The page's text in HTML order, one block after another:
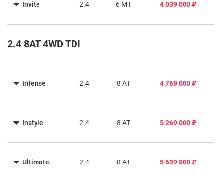
Invite 2.4 6 MT 4 039 000 ₽
2.4 8AT 4WD TDI
Intense 2.4 8 AT 4 769 000 ₽
Instyle 2.4 8 AT 5 269 000 ₽
Ultimate 2.4 8 AT 5 699 000 ₽